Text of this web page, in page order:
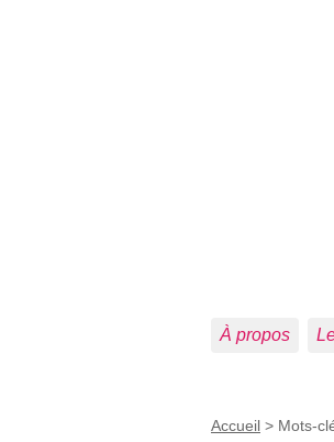
À propos
Accueil > Mots-